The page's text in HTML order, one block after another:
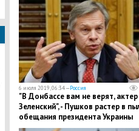
6 июля 2019, 06:34 —Россия
"В Донбассе вам не верят, актер
Зеленский", - Пушков растер в
обещания президента Украины